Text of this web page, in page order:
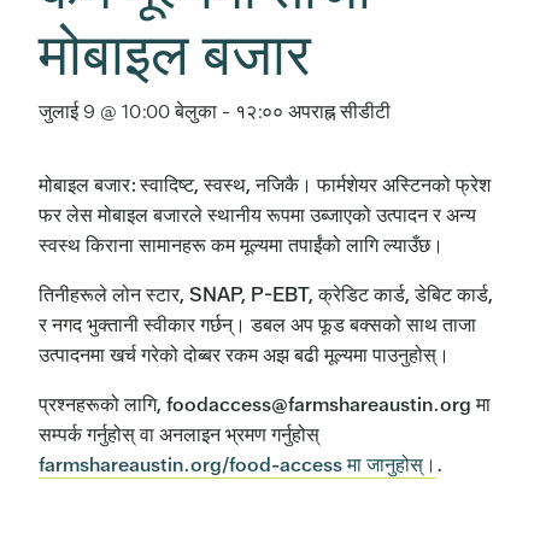
मोबाइल बजार
जुलाई 9 @ 10:00 बेलुका - १२:०० अपराह्नसीडीटी
मोबाइल बजार: स्वादिष्ट, स्वस्थ, नजिकै। फार्मशेयर अस्टिनको फ्रेश
फर लेस मोबाइल बजारले स्थानीय रूपमा उब्जाएको उत्पादन र अन्य
स्वस्थ किराना सामानहरू कम मूल्यमा तपाईंको लागि ल्याउँछ।
तिनीहरूले लोन स्टार, SNAP, P-EBT, क्रेडिट कार्ड, डेबिट कार्ड,
र नगद भुक्तानी स्वीकार गर्छन्। डबल अप फूड बक्सको साथ ताजा
उत्पादनमा खर्च गरेको दोब्बर रकम अझ बढी मूल्यमा पाउनुहोस्।
प्रश्नहरूको लागि, foodaccess@farmshareaustin.org मा
सम्पर्क गर्नुहोस् वा अनलाइन भ्रमण गर्नुहोस्
farmshareaustin.org/food-access मा जानुहोस्। .